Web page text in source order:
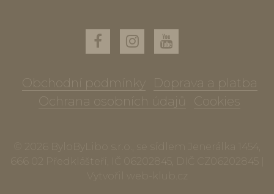
Obchodní podmínky
Doprava a platba
Ochrana osobních údajů
Cookies
© 2026 ByloByLibo s.r.o., se sídlem Jenerálka 1454,
666 02 Předklášteří, IČ 06202845, DIČ CZ06202845 |
Vytvořil